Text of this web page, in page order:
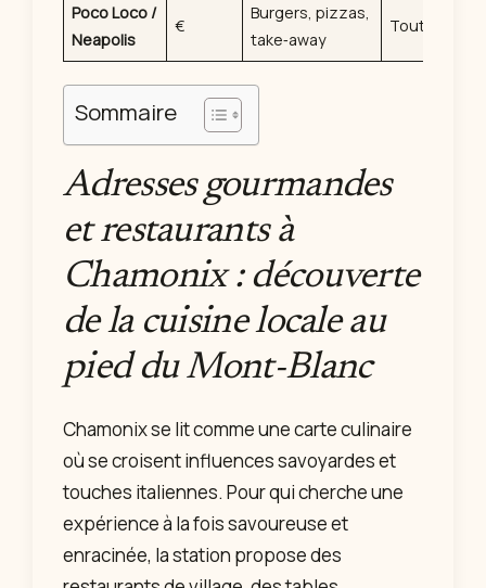
Poco Loco /
Neapolis
€
Burgers, pizzas,
take‑away
Toute
Sommaire
Adresses gourmandes
et restaurants à
Chamonix : découverte
de la cuisine locale au
pied du Mont‑Blanc
Chamonix se lit comme une carte culinaire
où se croisent influences savoyardes et
touches italiennes. Pour qui cherche une
expérience à la fois savoureuse et
enracinée, la station propose des